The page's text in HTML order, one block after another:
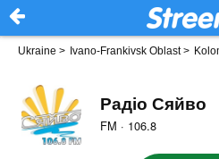
Ukraine > Ivano-Frankivsk Oblast>
Радіо Сяйво
FM · 106.8